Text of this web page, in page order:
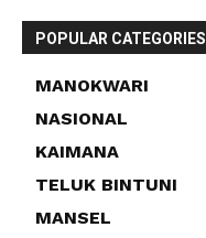
POPULAR CATEGORIES
MANOKWARI
NASIONAL
KAIMANA
TELUK BINTUNI
MANSEL